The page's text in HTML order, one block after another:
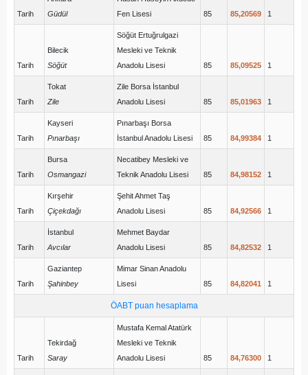
Tarih
Güdül
Fen Lisesi
85 85,20569 1
Tarih
Bilecik
Söğüt
Söğüt Ertuğrulgazi
Mesleki ve Teknik
Anadolu Lisesi
85 85,09525 1
Tarih
Tokat
Zile
Zile Borsa İstanbul
Anadolu Lisesi
85 85,01963 1
Tarih
Kayseri
Pınarbaşı
Pınarbaşı Borsa
İstanbul Anadolu Lisesi
85 84,99384 1
Tarih
Bursa
Osmangazi
Necatibey Mesleki ve
Teknik Anadolu Lisesi
85 84,98152 1
Tarih
Kırşehir
Çiçekdağı
Şehit Ahmet Taş
Anadolu Lisesi
85 84,92566 1
Tarih
İstanbul
Avcılar
Mehmet Baydar
Anadolu Lisesi
85 84,82532 1
Tarih
Gaziantep
Şahinbey
Mimar Sinan Anadolu
Lisesi
85 84,82041 1
ÖABT puan hesaplama
Tarih
Tekirdağ
Saray
Mustafa Kemal Atatürk
Mesleki ve Teknik
Anadolu Lisesi
85 84,76300 1